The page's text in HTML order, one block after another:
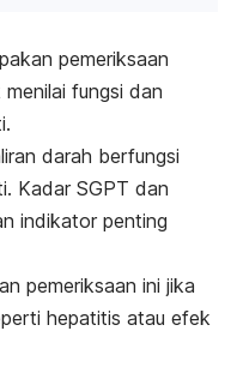
pemeriksaan
fungsi dan
darah berfungsi
Kadar SGPT dan
indikator penting
pemeriksaan ini jika
hepatitis atau efek